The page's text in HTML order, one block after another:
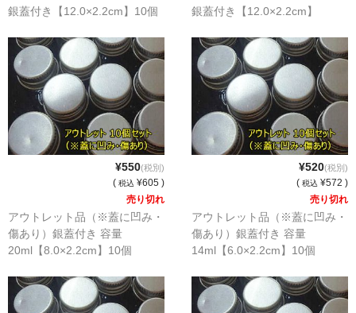
銀蓋付き【12.0×2.2cm】10個 銀蓋付き【12.0×2.2cm】
¥550(税別)
( 税込 ¥605 )
売り切れ
アウトレット品（※蓋に凹み・
傷あり）銀蓋付き 容量
20ml【8.0×2.2cm】10個
¥520(税別)
( 税込 ¥572 )
売り切れ
アウトレット品（※蓋に凹み・
傷あり）銀蓋付き 容量
14ml【6.0×2.2cm】10個